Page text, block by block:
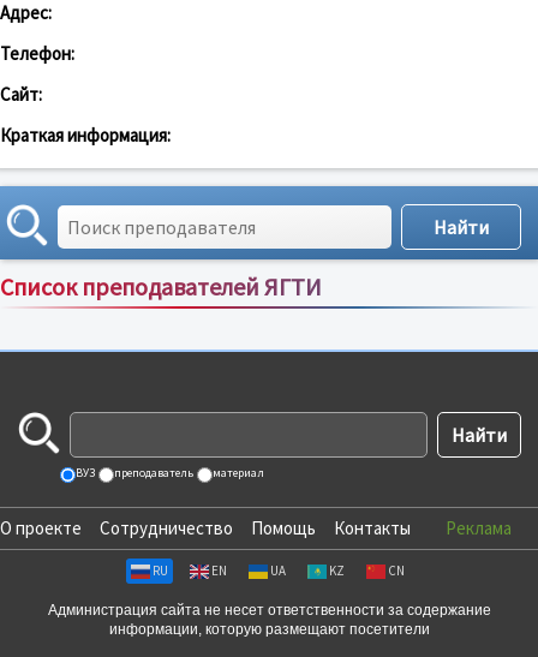
Адрес:
Телефон:
Сайт:
Краткая информация:
Список преподавателей ЯГТИ
Сортировка по:имени;рейтингу;отзывам
ВУЗ преподаватель материал
О проекте Сотрудничество Помощь Контакты Реклама
RU EN UA KZ CN
Администрация сайта не несет ответственности за содержание
информации, которую размещают посетители